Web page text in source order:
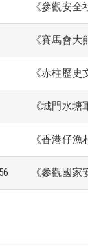
《參觀安全
《賽馬會大
《赤柱歷史
《城門水
《香港仔漁
《參觀國家